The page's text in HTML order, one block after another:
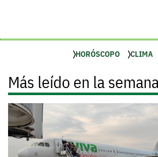
HORÓSCOPO CLIMA
Más leído en la